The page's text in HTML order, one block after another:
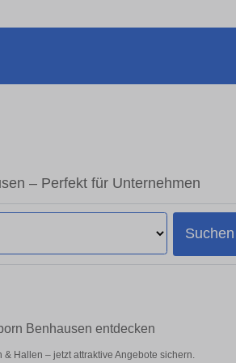
– Perfekt für Unternehmen
Suchen
Benhausen entdecken
Hallen – jetzt attraktive Angebote sichern.